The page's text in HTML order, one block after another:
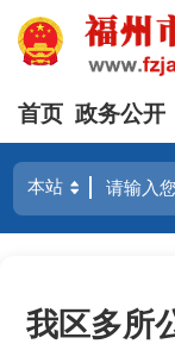
首页 政务公开
我区多所